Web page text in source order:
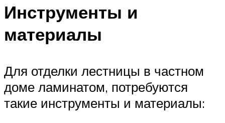
Инструменты и
материалы
Для отделки лестницы в частном
доме ламинатом, потребуются
такие инструменты и материалы: